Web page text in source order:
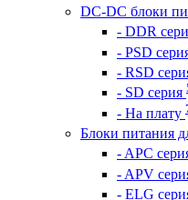
DC-DC блоки
- DDR
- PSD
- RSD
- SD серия
- На плату
Блоки питания
- APC
- APV
- ELG